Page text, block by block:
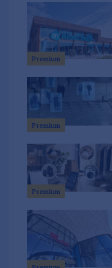
Premium
Premium
Premium